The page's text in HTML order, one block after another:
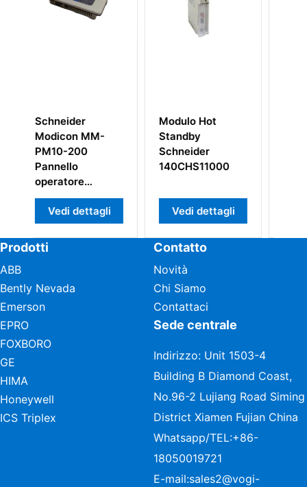
Hot
Vedi dettagli
Schneider
TSXRKY8EX
Rack estensibile
Vedi dettagli
Prodotti
ABB
Bently Nevada
Emerson
EPRO
FOXBORO
GE
HIMA
Honeywell
ICS Triplex
Contatto
Novità
Chi Siamo
Contattaci
Sede centrale
Indirizzo: Unit 1503-4
Building B Diamond Coast,
No.96-2 Lujiang Road Siming
District Xiamen Fujian China
Whatsapp/TEL:+86-
18050019721
E-mail:sales2@vogi-